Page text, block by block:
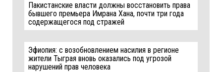
Пакистанские власти должны восстановить права
бывшего премьера Имрана Хана, почти три года
содержащегося под стражей
Эфиопия: с возобновлением насилия в регионе
жители Тыграя вновь оказались под угрозой
нарушений прав человека